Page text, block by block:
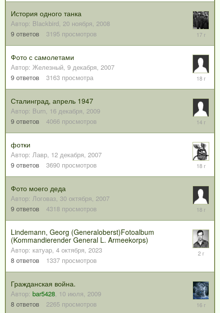
2012
История одного танка
Автор: Blackbird, 20 ноября, 2008
9 ответов 3195 просмотров
2009
Фото с самолетами
Автор: Железный, 9 декабря, 2007
9 ответов 3163 просмотра
2008
Сталинград, апрель 1947
Автор: Burn, 16 декабря, 2009
9 ответов 4066 просмотров
24
2011
фотки
Автор: Лавр, 12 декабря, 2007
9 ответов 3690 просмотров
31
2008
Фото моего деда
Автор: Логоваз, 30 октября, 2007
9 ответов 4318 просмотров
2008
Lindemann, Georg (Generaloberst)Fotoalbum
(Kommandierender General L. Armeekorps)
Автор: катуар, 4 октября, 2023
8 ответов 1337 просмотров
Гражданская война.
Автор: bar5428, 10 июля, 2009
8 ответов 2265 просмотров